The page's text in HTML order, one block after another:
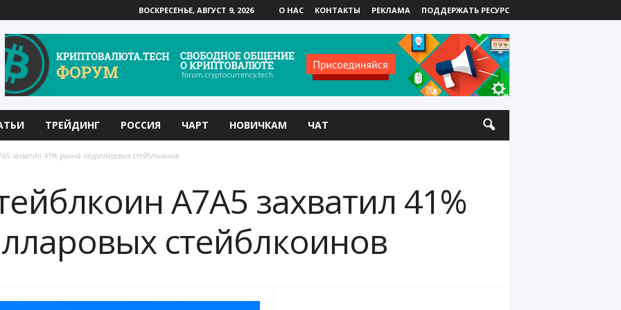
ВОСКРЕСЕНЬЕ, АВГУСТ 9, 2026 О НАС КОНТАКТЫ РЕКЛАМА ПОДДЕРЖАТЬ РЕСУРС
ТРЕЙДИНГ РОССИЯ ЧАРТ НОВИЧКАМ ЧАТ
захватил 41% рынка недолларовых стейблкоинов
A7A5 захватил 41%
стейблкоинов